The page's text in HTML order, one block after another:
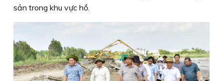
sản trong khu vực hồ.